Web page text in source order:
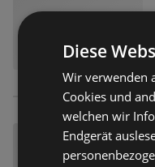
Diese
Wir verwenden
Cookies und
welchen wir
Endgerät